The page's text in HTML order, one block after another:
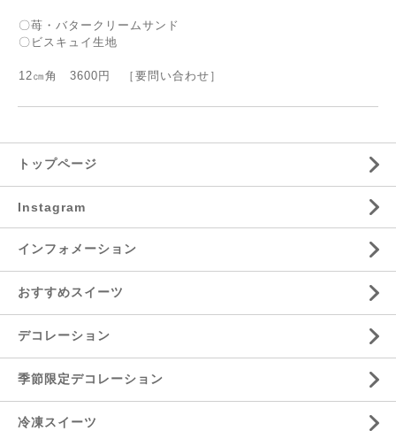
〇苺・バタークリームサンド
〇ビスキュイ生地
12㎝角 3600円 ［要問い合わせ］
トップページ
Instagram
インフォメーション
おすすめスイーツ
デコレーション
季節限定デコレーション
冷凍スイーツ